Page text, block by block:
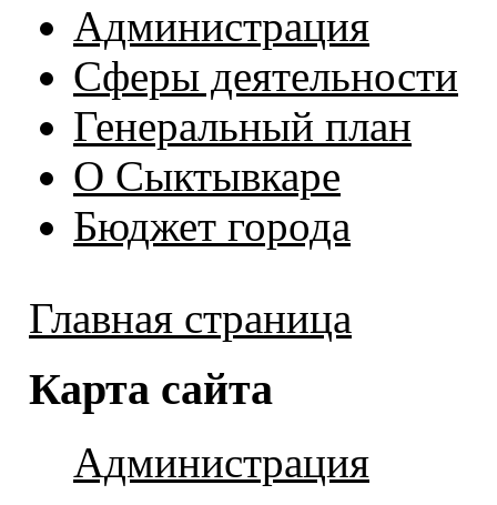
Администрация
Сферы деятельности
Генеральный план
О Сыктывкаре
Бюджет города
Главная страница
Карта сайта
Администрация